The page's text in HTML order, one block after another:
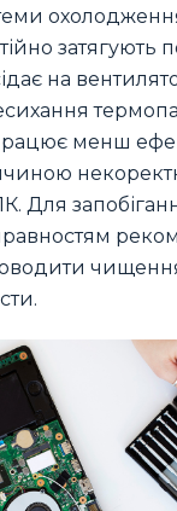
затягують
на
менш
Для